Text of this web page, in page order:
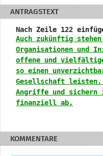
und
verschiedene
Rahmendaten
zum
Änderungsantrag
ANTRAGSTEXT
Nach Zeile 122
Auch zukünftig
Organisationen
offene und
so einen
Gesellschaft leisten.
Angriffe und sichern
finanziell ab.
KOMMENTARE